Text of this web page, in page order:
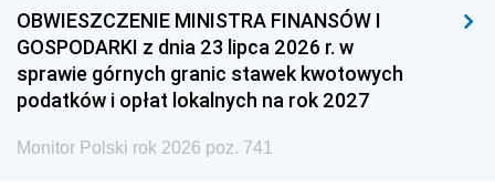
OBWIESZCZENIE MINISTRA FINANSÓW I
GOSPODARKI z dnia 23 lipca 2026 r. w
sprawie górnych granic stawek kwotowych
podatków i opłat lokalnych na rok 2027
Monitor Polski rok 2026 poz. 741